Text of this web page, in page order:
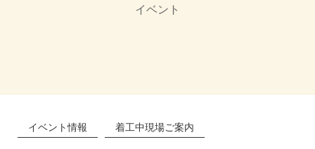
イベント
イベント情報 着工中現場ご案内